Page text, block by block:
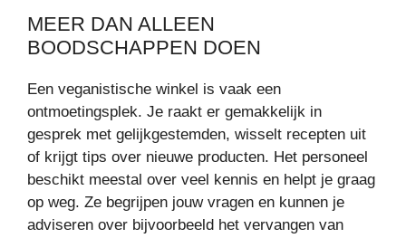
MEER DAN ALLEEN
BOODSCHAPPEN DOEN
Een veganistische winkel is vaak een
ontmoetingsplek. Je raakt er gemakkelijk in
gesprek met gelijkgestemden, wisselt recepten uit
of krijgt tips over nieuwe producten. Het personeel
beschikt meestal over veel kennis en helpt je graag
op weg. Ze begrijpen jouw vragen en kunnen je
adviseren over bijvoorbeeld het vervangen van